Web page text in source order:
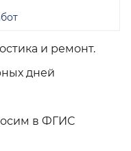
и ремонт.
дней
в ФГИС